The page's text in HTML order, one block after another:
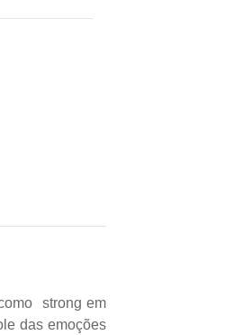
strong em
das emoções